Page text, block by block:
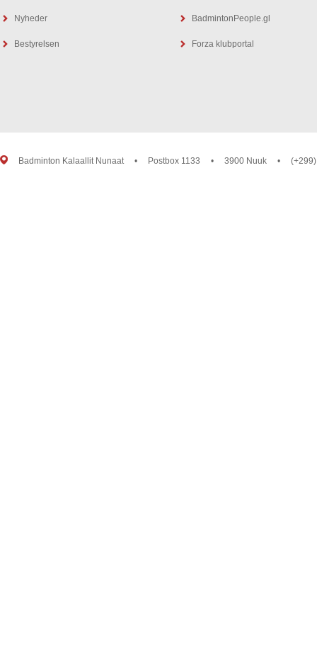
Nyheder
Bestyrelsen
BadmintonPeople.gl
Forza klubportal
Badminton Kalaallit Nunaat • Postbox 1133 • 3900 Nuuk •